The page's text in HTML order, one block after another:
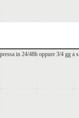
in 24/48h oppure 3/4 gg a